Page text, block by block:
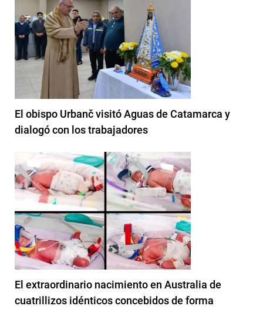
El obispo Urbanč visitó Aguas de Catamarca y
dialogó con los trabajadores
El extraordinario nacimiento en Australia de
cuatrillizos idénticos concebidos de forma